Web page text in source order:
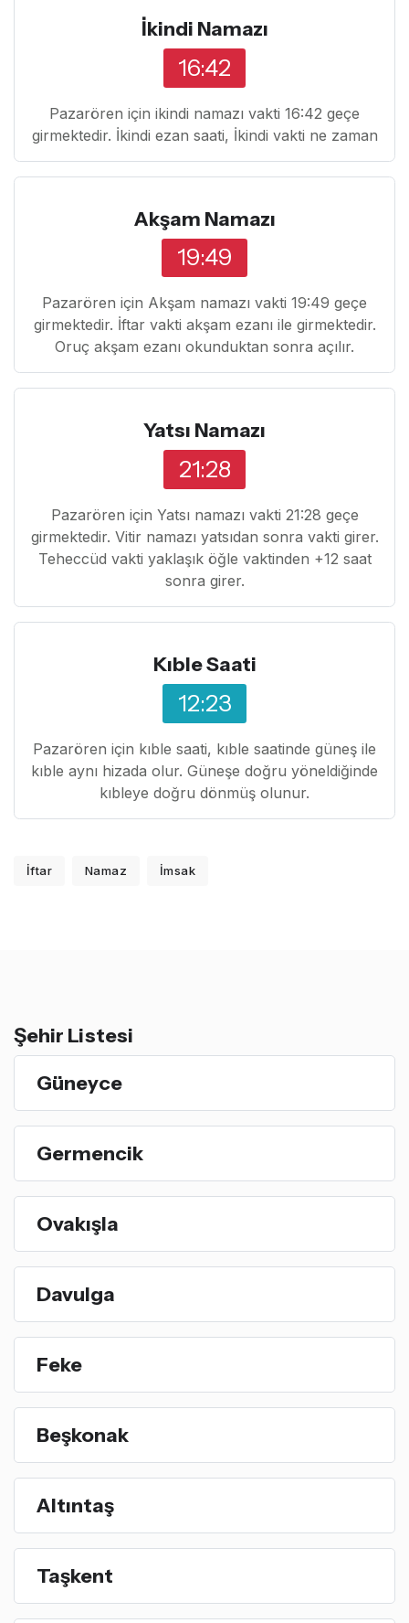
İkindi Namazı
16:42
Pazarören için ikindi namazı vakti 16:42 geçe
girmektedir. İkindi ezan saati, İkindi vakti ne zaman
Akşam Namazı
19:49
Pazarören için Akşam namazı vakti 19:49 geçe
girmektedir. İftar vakti akşam ezanı ile girmektedir.
Oruç akşam ezanı okunduktan sonra açılır.
Yatsı Namazı
21:28
Pazarören için Yatsı namazı vakti 21:28 geçe
girmektedir. Vitir namazı yatsıdan sonra vakti girer.
Teheccüd vakti yaklaşık öğle vaktinden +12 saat
sonra girer.
Kıble Saati
12:23
Pazarören için kıble saati, kıble saatinde güneş ile
kıble aynı hizada olur. Güneşe doğru yöneldiğinde
kıbleye doğru dönmüş olunur.
İftar Namaz İmsak
Şehir Listesi
Güneyce
Germencik
Ovakışla
Davulga
Feke
Beşkonak
Altıntaş
Taşkent